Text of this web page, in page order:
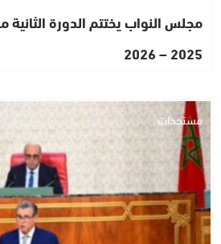
مجلس النواب يختتم الدورة الثانية
2025 – 2026
مستجدات